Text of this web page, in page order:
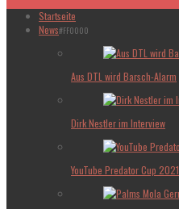
Startseite
News#FF0000
Aus DTL wird Barsch-Alarm
Dirk Nestler im Interview
YouTube Predator Cup 2021